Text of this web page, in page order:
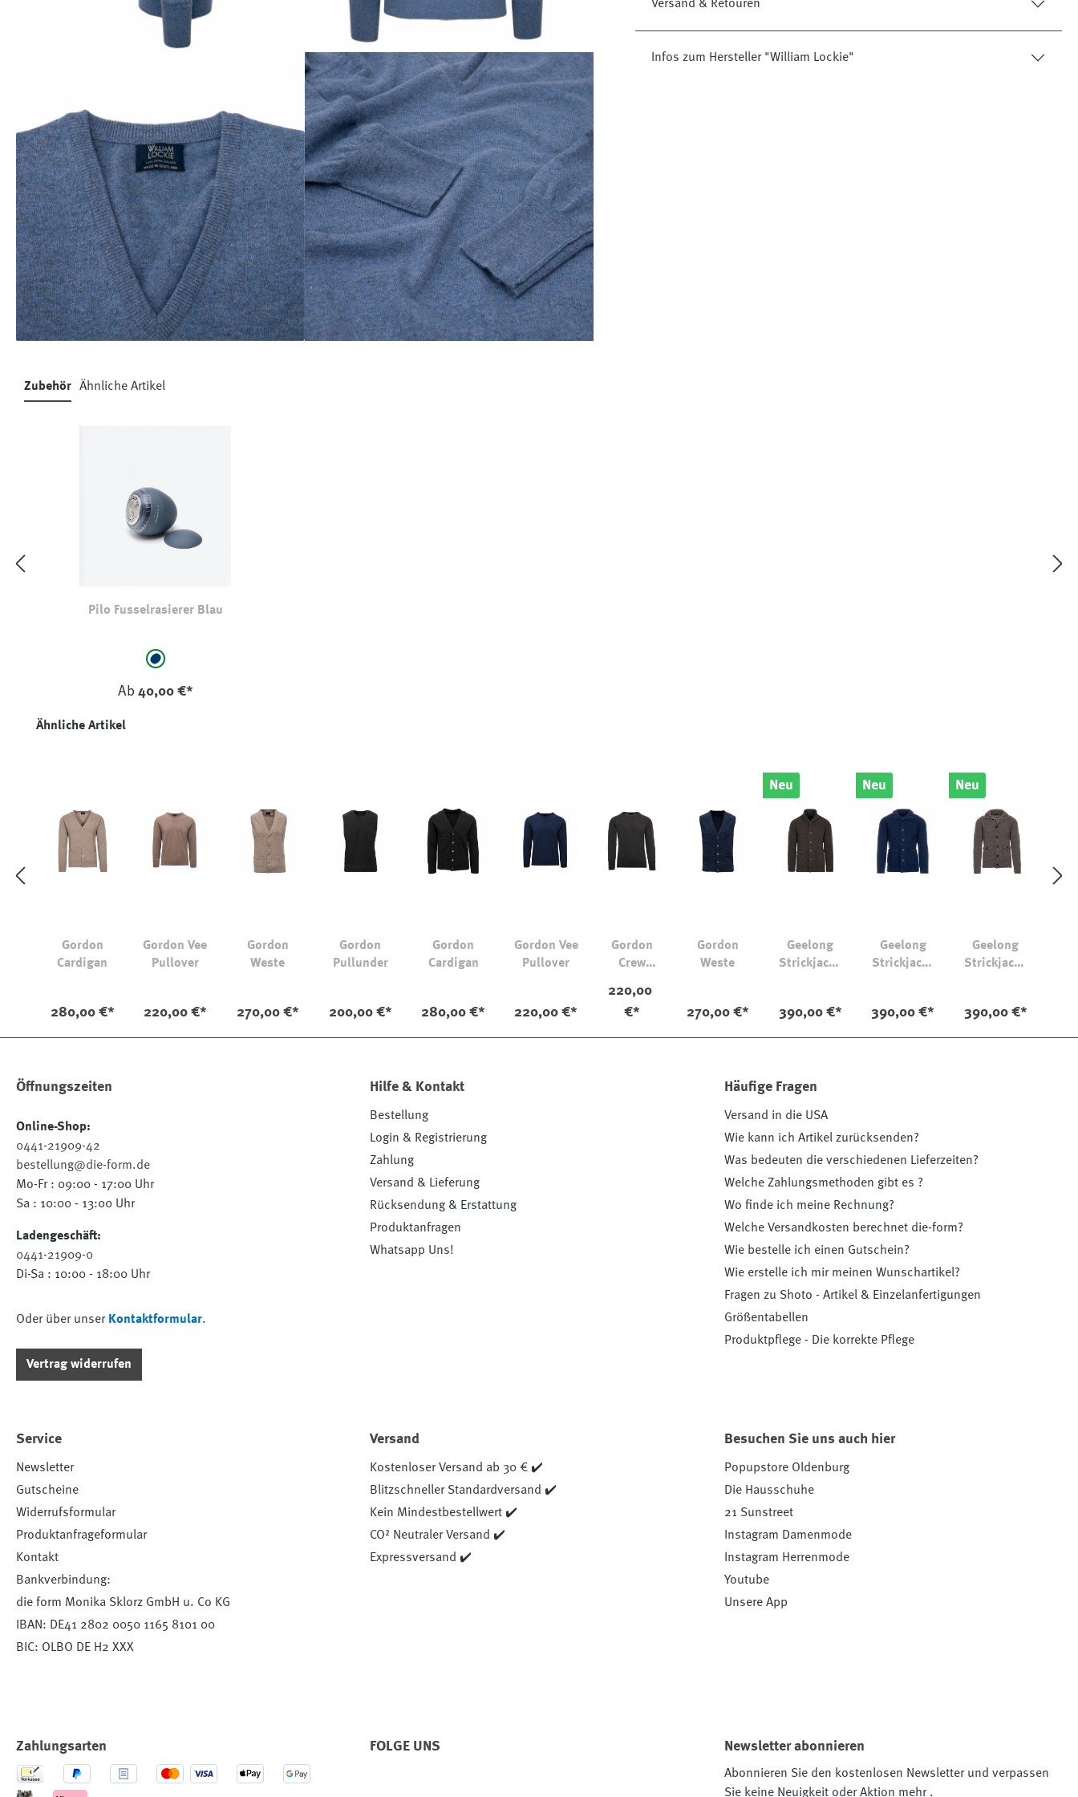
Versand & Retouren
Infos zum Hersteller "William Lockie"
Zubehör Ähnliche Artikel
Pilo Fusselrasierer Blau
auswählen
marine
Ab 40,00 €*
Produktgalerie überspringen
Ähnliche Artikel
Gordon
Cardigan
280,00 €*
Gordon Vee
Pullover
220,00 €*
Gordon
Weste
270,00 €*
Gordon
Pullunder
200,00 €*
Gordon
Cardigan
280,00 €*
Gordon Vee
Pullover
220,00 €*
Gordon
Crew
220,00
€*
Gordon
Weste
270,00 €*
Neu
Geelong
Strickjacke
390,00 €*
Neu
Geelong
Strickjacke
390,00 €*
Neu
Geelong
Strickjacke
390,00 €*
Öffnungszeiten
Online-Shop:
0441-21909-42
bestellung@die-form.de
Mo-Fr : 09:00 - 17:00 Uhr
Sa : 10:00 - 13:00 Uhr
Ladengeschäft:
0441-21909-0
Di-Sa : 10:00 - 18:00 Uhr
Oder über unser Kontaktformular.
Vertrag widerrufen
Hilfe & Kontakt
Bestellung
Login & Registrierung
Zahlung
Versand & Lieferung
Rücksendung & Erstattung
Produktanfragen
Whatsapp Uns!
Häufige Fragen
Versand in die USA
Wie kann ich Artikel zurücksenden?
Was bedeuten die verschiedenen Lieferzeiten?
Welche Zahlungsmethoden gibt es ?
Wo finde ich meine Rechnung?
Welche Versandkosten berechnet die-form?
Wie bestelle ich einen Gutschein?
Wie erstelle ich mir meinen Wunschartikel?
Fragen zu Shoto - Artikel & Einzelanfertigungen
Größentabellen
Produktpflege - Die korrekte Pflege
Service
Newsletter
Gutscheine
Widerrufsformular
Produktanfrageformular
Kontakt
Bankverbindung:
die form Monika Sklorz GmbH u. Co KG
IBAN: DE41 2802 0050 1165 8101 00
BIC: OLBO DE H2 XXX
Versand
Kostenloser Versand ab 30 € ✔️
Blitzschneller Standardversand ✔️
Kein Mindestbestellwert ✔️
CO² Neutraler Versand ✔️
Expressversand ✔️
Besuchen Sie uns auch hier
Popupstore Oldenburg
Die Hausschuhe
21 Sunstreet
Instagram Damenmode
Instagram Herrenmode
Youtube
Unsere App
Zahlungsarten FOLGE UNS Newsletter abonnieren
Abonnieren Sie den kostenlosen Newsletter und verpassen
Sie keine Neuigkeit oder Aktion mehr .